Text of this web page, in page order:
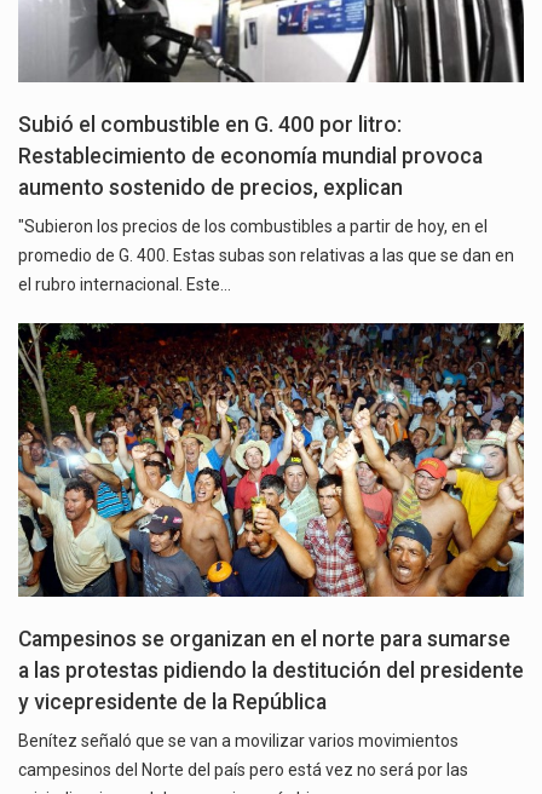
Subió el combustible en G. 400 por litro:
Restablecimiento de economía mundial provoca
aumento sostenido de precios, explican
"Subieron los precios de los combustibles a partir de hoy, en el
promedio de G. 400. Estas subas son relativas a las que se dan en
el rubro internacional. Este…
Campesinos se organizan en el norte para sumarse
a las protestas pidiendo la destitución del presidente
y vicepresidente de la República
Benítez señaló que se van a movilizar varios movimientos
campesinos del Norte del país pero está vez no será por las